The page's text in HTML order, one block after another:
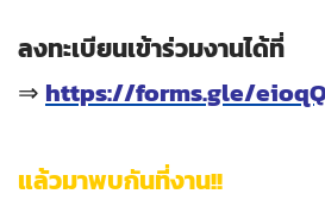
ลงทะเบียนเข้าร่วมงานได้ที่
⇒ https://forms.gle/
แล้วมาพบกันที่งาน!!